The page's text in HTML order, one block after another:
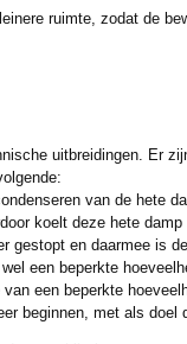
ruimte, zodat de
uitbreidingen. Er
van de hete
koelt deze hete
en daarmee is
een beperkte
een beperkte
beginnen, met als doel